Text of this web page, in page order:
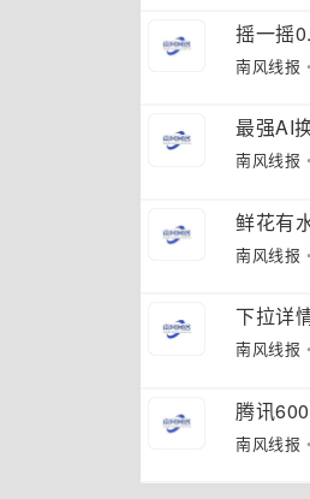
摇一摇
南风线报
最强AI
南风线报
鲜花有
南风线报
下拉详
南风线报
腾讯
南风线报